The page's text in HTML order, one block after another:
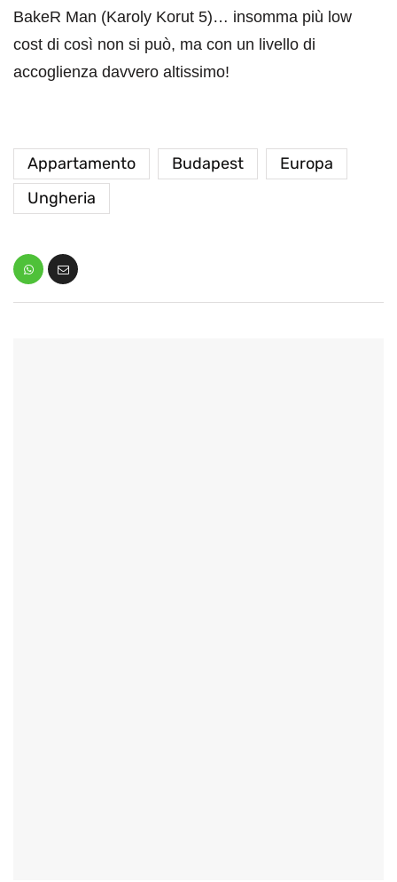
BakeR Man (Karoly Korut 5)… insomma più low
cost di così non si può, ma con un livello di
accoglienza davvero altissimo!
Appartamento Budapest
Europa
Ungheria